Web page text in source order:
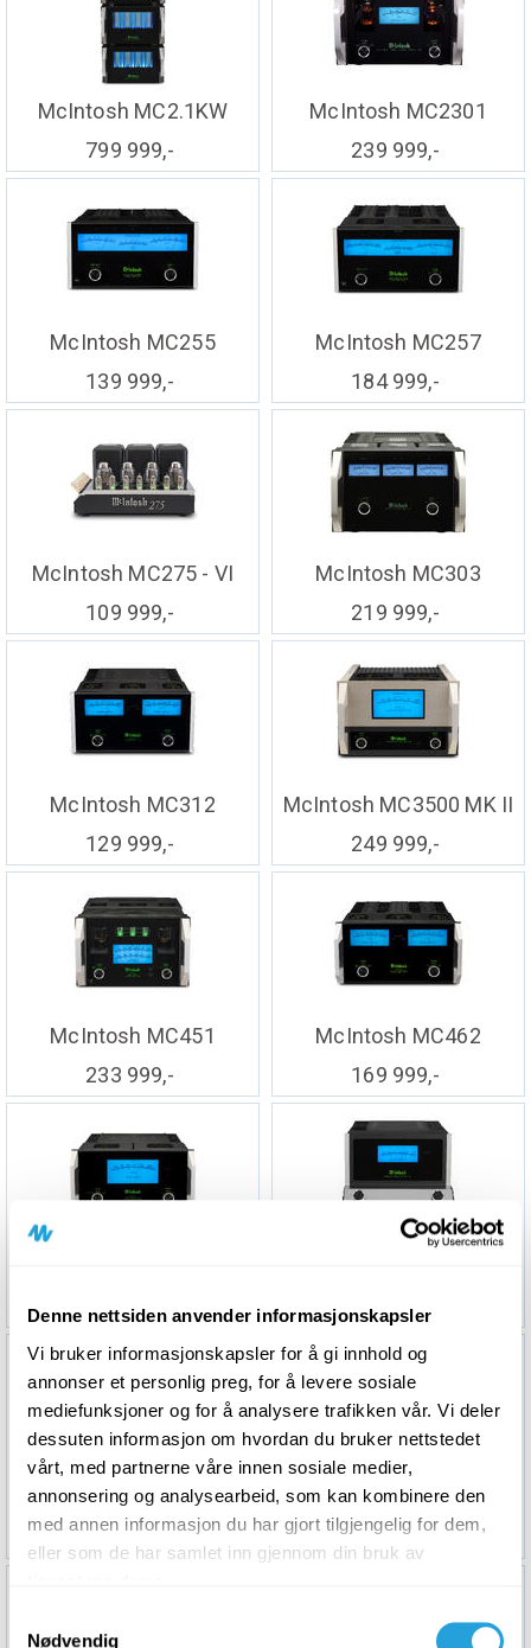
Denne nettsiden anvender informasjonskapsler
Vi bruker informasjonskapsler for å gi innhold og
annonser et personlig preg, for å levere sosiale
mediefunksjoner og for å analysere trafikken vår. Vi deler
dessuten informasjon om hvordan du bruker nettstedet
vårt, med partnerne våre innen sosiale medier,
annonsering og analysearbeid, som kan kombinere den
med annen informasjon du har gjort tilgjengelig for dem,
eller som de har samlet inn gjennom din bruk av
Nødvendig
McIntosh MC2.1KW
799 999,-
McIntosh MC2301
239 999,-
McIntosh MC255
139 999,-
McIntosh MC257
184 999,-
McIntosh MC275 - VI
109 999,-
McIntosh MC303
219 999,-
McIntosh MC312
129 999,-
McIntosh MC3500 MK II
249 999,-
McIntosh MC451
233 999,-
McIntosh MC462
169 999,-
139 999,-
84 999,-
McIntosh MC901
339 999,-
McIntosh MI1250
69 999,-